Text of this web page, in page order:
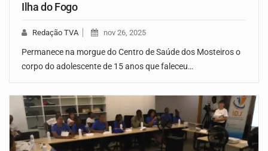
Ilha do Fogo
Redação TVA nov 26, 2025
Permanece na morgue do Centro de Saúde dos Mosteiros o
corpo do adolescente de 15 anos que faleceu…